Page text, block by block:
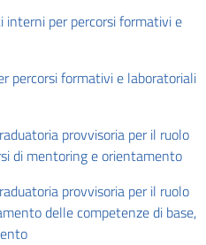
per percorsi formativi e
percorsi formativi e laboratoriali
provvisoria per il ruolo
di mentoring e orientamento
provvisoria per il ruolo
delle competenze di base,